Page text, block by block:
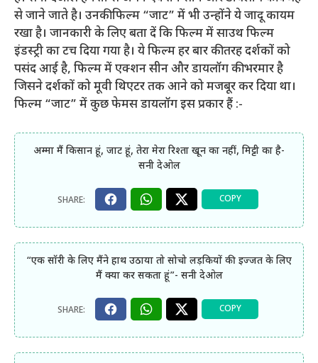
से जाने जाते है। उनकी फिल्म “जाट” में भी उन्होंने ये जादू कायम
रखा है। जानकारी के लिए बता दें कि फिल्म में साउथ फिल्म
इंडस्ट्री का टच दिया गया है। ये फिल्म हर बार की तरह दर्शकों को
पसंद आई है, फिल्म में एक्शन सीन और डायलॉग की भरमार है
जिसने दर्शकों को मूवी थिएटर तक आने को मजबूर कर दिया था।
फिल्म “जाट” में कुछ फेमस डायलॉग इस प्रकार हैं :-
अम्मा मैं किसान हूं, जाट हूं, तेरा मेरा रिश्ता खून का नहीं, मिट्टी का है-
सनी देओल
“एक सॉरी के लिए मैंने हाथ उठाया तो सोचो लड़कियों की इज्जत के लिए
मैं क्या कर सकता हूं”- सनी देओल